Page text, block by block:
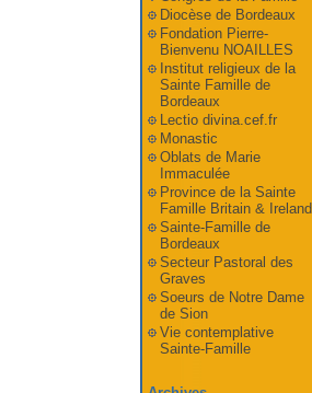
Diocèse de Bordeaux
Fondation Pierre-
Bienvenu NOAILLES
Institut religieux de la
Sainte Famille de
Bordeaux
Lectio divina.cef.fr
Monastic
Oblats de Marie
Immaculée
Province de la Sainte
Famille Britain & Ireland
Sainte-Famille de
Bordeaux
Secteur Pastoral des
Graves
Soeurs de Notre Dame
de Sion
Vie contemplative
Sainte-Famille